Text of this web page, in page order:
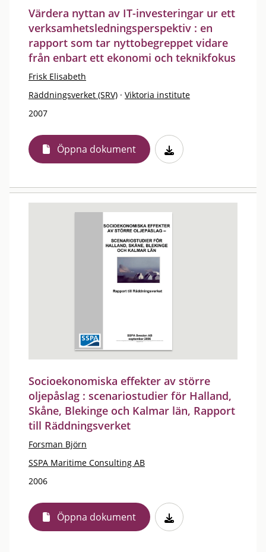
Värdera nyttan av IT-investeringar ur ett
verksamhetsledningsperspektiv : en
rapport som tar nyttobegreppet vidare
från enbart ett ekonomi och teknikfokus
Frisk Elisabeth
Räddningsverket (SRV) · Viktoria institute
2007
Öppna dokument
Socioekonomiska effekter av större
oljepåslag : scenariostudier för Halland,
Skåne, Blekinge och Kalmar län, Rapport
till Räddningsverket
Forsman Björn
SSPA Maritime Consulting AB
2006
Öppna dokument